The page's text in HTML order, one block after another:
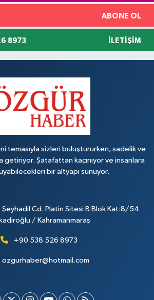
ABONE OL
8973 İLETIŞIM
temasıyla sizleri buluştururken, sadelik ve
getiriyor. Şatafattan kaçınıyor ve insanlara
bir altyapı sunuyor.
Şeyhadil Cd. Platin Sitesi B Blok Kat:8/54
/ Kahramanmaraş
+90 538 526 8973
ozgurhaber@hotmail.com